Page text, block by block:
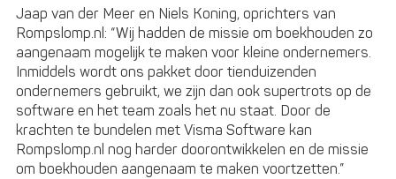
Jaap van der Meer en Niels Koning, oprichters van
Rompslomp.nl: “Wij hadden de missie om boekhouden zo
aangenaam mogelijk te maken voor kleine ondernemers.
Inmiddels wordt ons pakket door tienduizenden
ondernemers gebruikt, we zijn dan ook supertrots op de
software en het team zoals het nu staat. Door de
krachten te bundelen met Visma Software kan
Rompslomp.nl nog harder doorontwikkelen en de missie
om boekhouden aangenaam te maken voortzetten.”